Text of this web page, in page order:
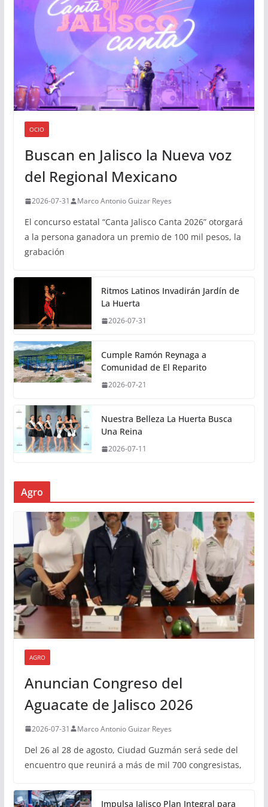
OCIO
Buscan en Jalisco la Nueva voz
del Regional Mexicano
2026-07-31 Marco Antonio Guizar Reyes
El concurso estatal “Canta Jalisco Canta 2026” otorgará
a la persona ganadora un premio de 100 mil pesos, la
grabación
Ritmos Latinos Invadirán Jardín de
La Huerta
2026-07-31
Cumple Ramón Reynaga a
Comunidad de El Reparito
2026-07-21
Nuestra Belleza La Huerta Busca
Una Reina
2026-07-11
Agro
AGRO
Anuncian Congreso del
Aguacate de Jalisco 2026
2026-07-31 Marco Antonio Guizar Reyes
Del 26 al 28 de agosto, Ciudad Guzmán será sede del
encuentro que reunirá a más de mil 700 congresistas,
Impulsa Jalisco Plan Integral para